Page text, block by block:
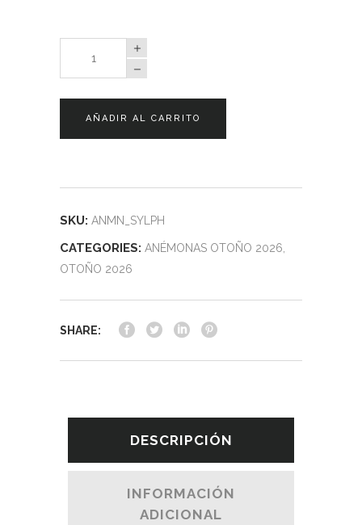
AÑADIR AL CARRITO
SKU: ANMN_SYLPH
CATEGORIES: ANÉMONAS OTOÑO 2026
OTOÑO 2026
SHARE:
DESCRIPCIÓN
INFORMACIÓN
ADICIONAL